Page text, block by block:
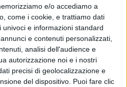
e/o accediamo a
come i cookie, e trattiamo dati
e informazioni standard
e contenuti personalizzati,
analisi dell'audience e
autorizzazione noi e i nostri
precisi di geolocalizzazione e
del dispositivo. Puoi fare clic
in piazza Regina
2018
dell'operetta" anche a